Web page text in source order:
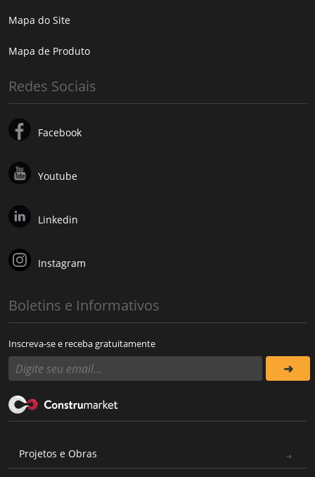
Mapa do Site
Mapa de Produto
Redes Sociais
Facebook
Youtube
Linkedin
Instagram
Boletins e Informativos
Inscreva-se e receba gratuitamente
Projetos e Obras